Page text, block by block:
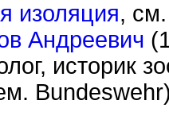
изоляция,
Андреевич
историк